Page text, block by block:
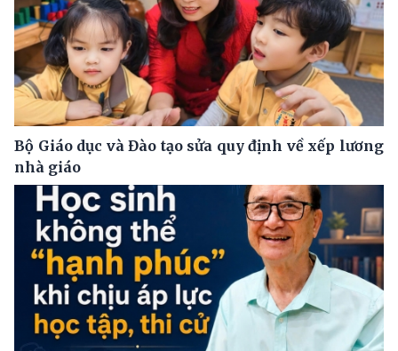
Bộ Giáo dục và Đào tạo sửa quy định về xếp lương
nhà giáo